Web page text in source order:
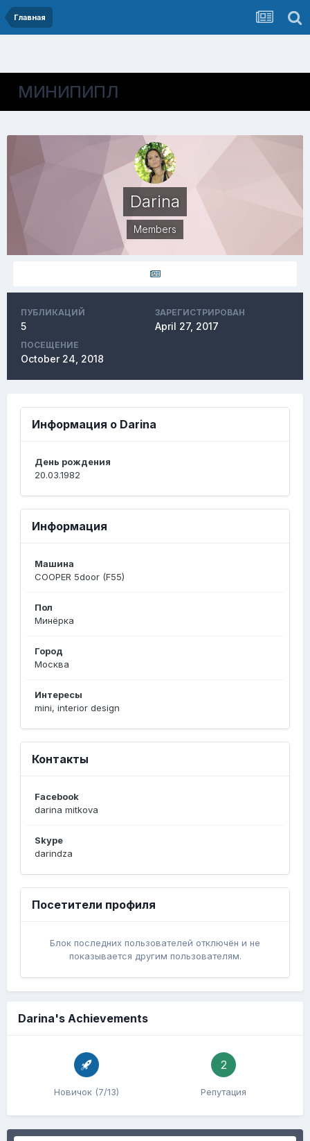
Главная
МИНИПИПЛ
Darina
Members
ПУБЛИКАЦИЙ
5
ЗАРЕГИСТРИРОВАН
April 27, 2017
ПОСЕЩЕНИЕ
October 24, 2018
Информация о Darina
День рождения
20.03.1982
Информация
Машина
COOPER 5door (F55)
Пол
Минёрка
Город
Москва
Интересы
mini, interior design
Контакты
Facebook
darina mitkova
Skype
darindza
Посетители профиля
Блок последних пользователей отключён и не
показывается другим пользователям.
Darina's Achievements
Новичок (7/13)
2
Репутация